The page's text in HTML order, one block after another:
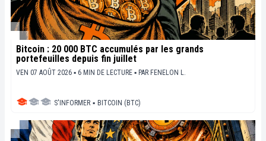
Bitcoin : 20 000 BTC accumulés par les grands
portefeuilles depuis fin juillet
VEN 07 AOÛT 2026 ▪ 6 MIN DE LECTURE ▪ PAR FENELON L.
S'INFORMER ▪ BITCOIN (BTC)